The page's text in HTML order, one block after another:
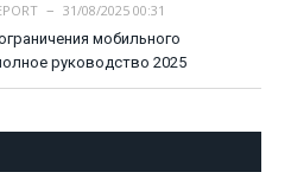
31/08/2025 00:31
мобильного
руководство 2025